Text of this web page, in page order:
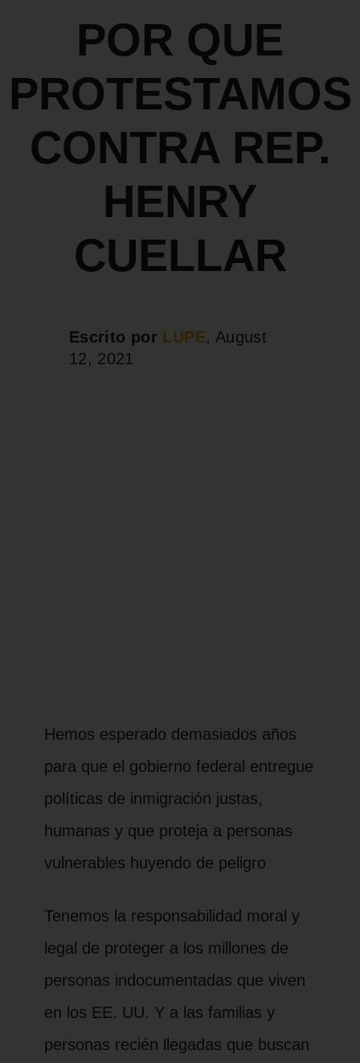
POR QUE
PROTESTAMOS
CONTRA REP.
HENRY
CUELLAR
Escrito por LUPE, August
12, 2021
Hemos esperado demasiados años
para que el gobierno federal entregue
políticas de inmigración justas,
humanas y que proteja a personas
vulnerables huyendo de peligro
Tenemos la responsabilidad moral y
legal de proteger a los millones de
personas indocumentadas que viven
en los EE. UU. Y a las familias y
personas recién llegadas que buscan